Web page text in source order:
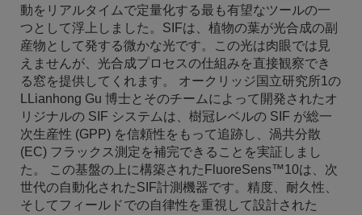
動をリアルタイムで定量化する最も有望なツールの一
つとして浮上しました。SIFは、植物の葉が光合成の副
産物として発する微かな光です。この光は肉眼では見
えませんが、光合成プロセスの仕組みを直接観察でき
る窓を提供してくれます。 オークリッジ国立研究所1の
LLianhong Gu 博士とそのチームによって開発されたオ
リジナルの SIF システムは、樹冠レベルの SIF が総一
次生産性 (GPP) を信頼性をもって追跡し、渦共分散
(EC) フラックス測定を補完できることを実証しまし
た。 この基盤の上に構築されたFluoreSens™10は、次
世代の自動化されたSIF計測機器です。精度、耐久性、
そしてフィールドでの自律性を重視して設計された